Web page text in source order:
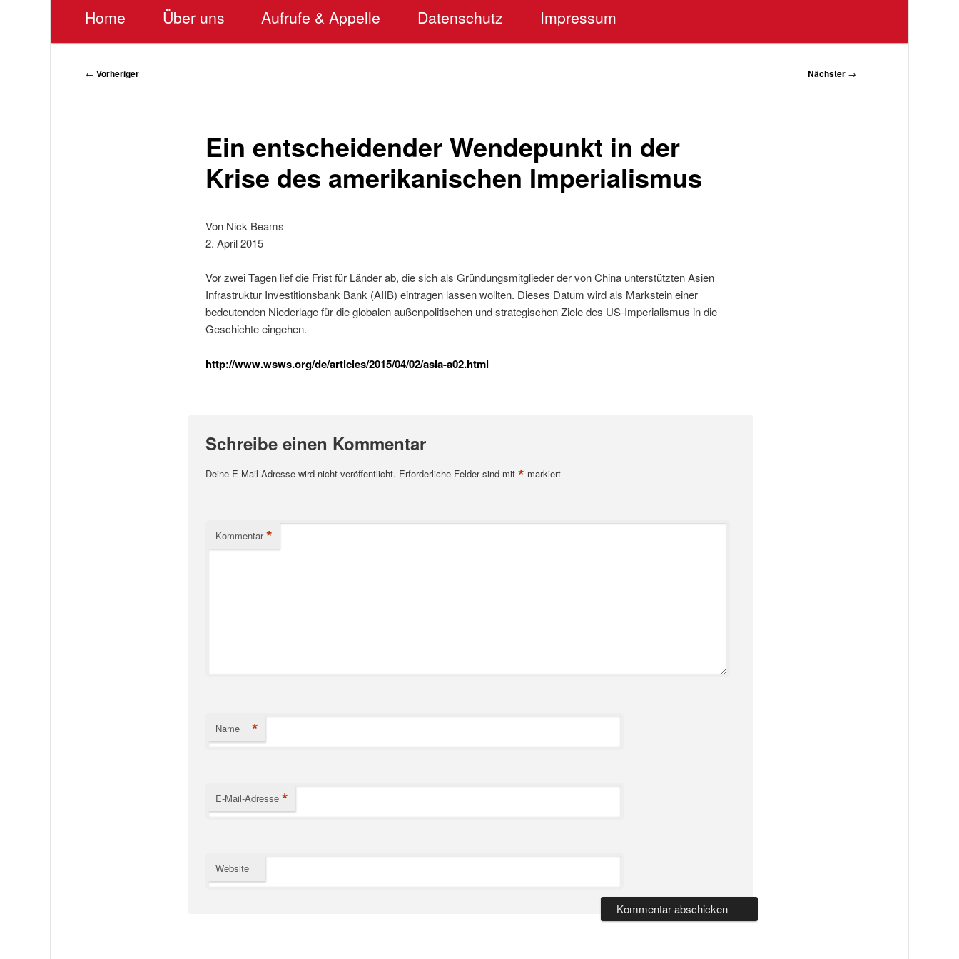
Home Über uns Aufrufe & Appelle Datenschutz Impressum
Beitragsnavigation
← Vorheriger Nächster →
Ein entscheidender Wendepunkt in der
Krise des amerikanischen Imperialismus
Von Nick Beams
2. April 2015
Vor zwei Tagen lief die Frist für Länder ab, die sich als Gründungsmitglieder der von China unterstützten Asien
Infrastruktur Investitionsbank Bank (AIIB) eintragen lassen wollten. Dieses Datum wird als Markstein einer
bedeutenden Niederlage für die globalen außenpolitischen und strategischen Ziele des US-Imperialismus in die
Geschichte eingehen.
http://www.wsws.org/de/articles/2015/04/02/asia-a02.html
Schreibe einen Kommentar
Deine E-Mail-Adresse wird nicht veröffentlicht. Erforderliche Felder sind mit * markiert
Kommentar *
Name *
E-Mail-Adresse *
Website